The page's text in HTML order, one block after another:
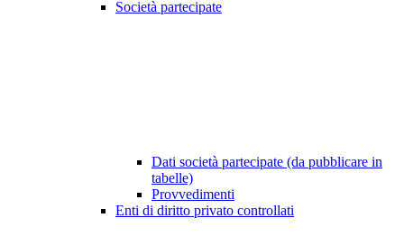
Società partecipate
Dati società partecipate (da pubblicare in
tabelle)
Provvedimenti
Enti di diritto privato controllati